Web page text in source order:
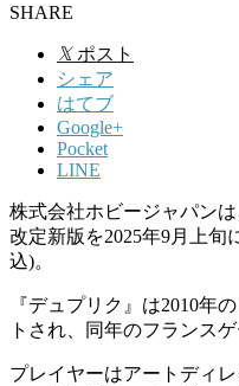
SHARE
𝕏 ポスト
シェア
はてブ
Google+
Pocket
LINE
株式会社ホビージャパン
改定新版を2025年9月上旬
込)。
『デュプリク』は2010年
トされ、同年のフランス
プレイヤーはアートディ